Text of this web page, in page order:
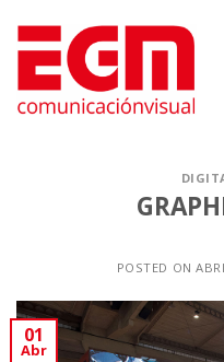
contenido
POSTED ON
01
Abr